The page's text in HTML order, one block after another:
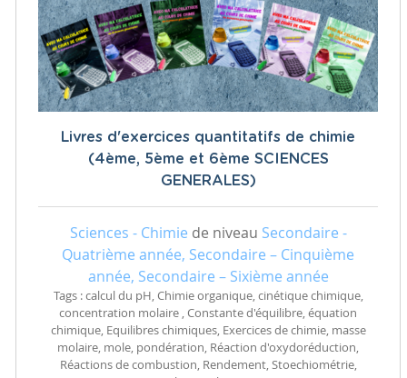
Livres d'exercices quantitatifs de chimie
(4ème, 5ème et 6ème SCIENCES
GENERALES)
Sciences - Chimie de niveau Secondaire -
Quatrième année, Secondaire – Cinquième
année, Secondaire – Sixième année
Tags : calcul du pH, Chimie organique, cinétique chimique,
concentration molaire , Constante d'équilibre, équation
chimique, Equilibres chimiques, Exercices de chimie, masse
molaire, mole, pondération, Réaction d'oxydoréduction,
Réactions de combustion, Rendement, Stoechiométrie,